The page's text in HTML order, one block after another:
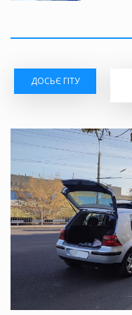
ДОСЬЄ ГІТУ